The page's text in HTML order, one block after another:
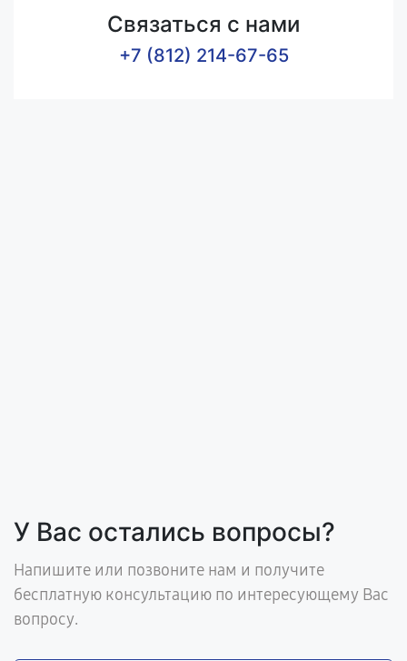
Связаться с нами
+7 (812) 214-67-65
У Вас остались вопросы?
Напишите или позвоните нам и получите
бесплатную консультацию по интересующему Вас
вопросу.